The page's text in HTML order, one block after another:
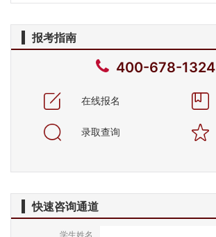
报考指南
400-678-1324
在线报名
录取查询
快速咨询通道
学生姓名